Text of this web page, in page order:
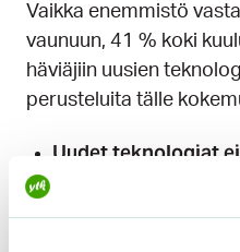
Vaikka enemmistö
vaunuun, 41 % koki
häviäjiin uusien
perusteluita tälle
Uudet teknologiat
”Tekoäly ei kiinnosta